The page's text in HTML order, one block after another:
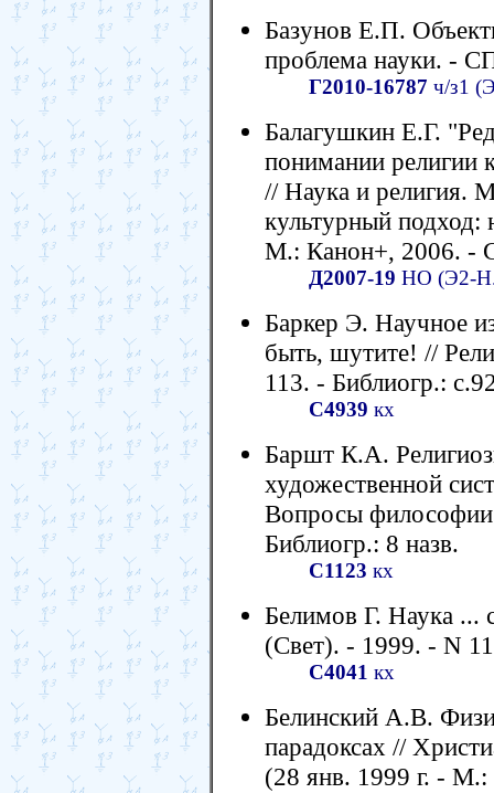
Базунов Е.П.
проблема науки. -
Г2010-16787 ч/з1
Балагушкин Е.Г.
понимании религии
// Наука и религия.
культурный
М.: Канон+, 2006. -
Д2007-19 НО (Э2-
Баркер Э. Научное
быть, шутите! //
113. - Библиогр.:
С4939 кх
Баршт К.А.
художественной
Вопросы
Библиогр.: 8 назв.
С1123 кх
Белимов Г. Наука ...
(Свет). - 1999. - N
С4041 кх
Белинский А.В.
парадоксах //
(28 янв. 1999 г. - М.: